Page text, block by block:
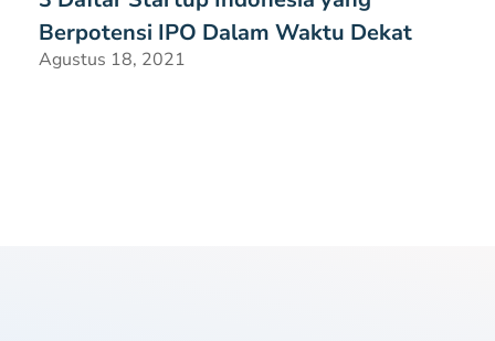
Berpotensi IPO Dalam Waktu Dekat
Agustus 18, 2021